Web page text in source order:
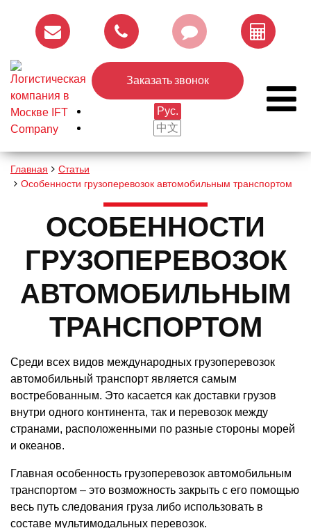
Заказать звонок
Рус.
中文
Главная
Статьи
Особенности грузоперевозок автомобильным транспортом
ОСОБЕННОСТИ
ГРУЗОПЕРЕВОЗОК
АВТОМОБИЛЬНЫМ
ТРАНСПОРТОМ
Среди всех видов международных грузоперевозок
автомобильный транспорт является самым
востребованным. Это касается как доставки грузов
внутри одного континента, так и перевозок между
странами, расположенными по разные стороны морей
и океанов.
Главная особенность грузоперевозок автомобильным
транспортом – это возможность закрыть с его помощью
весь путь следования груза либо использовать в
составе мультимодальных перевозок.